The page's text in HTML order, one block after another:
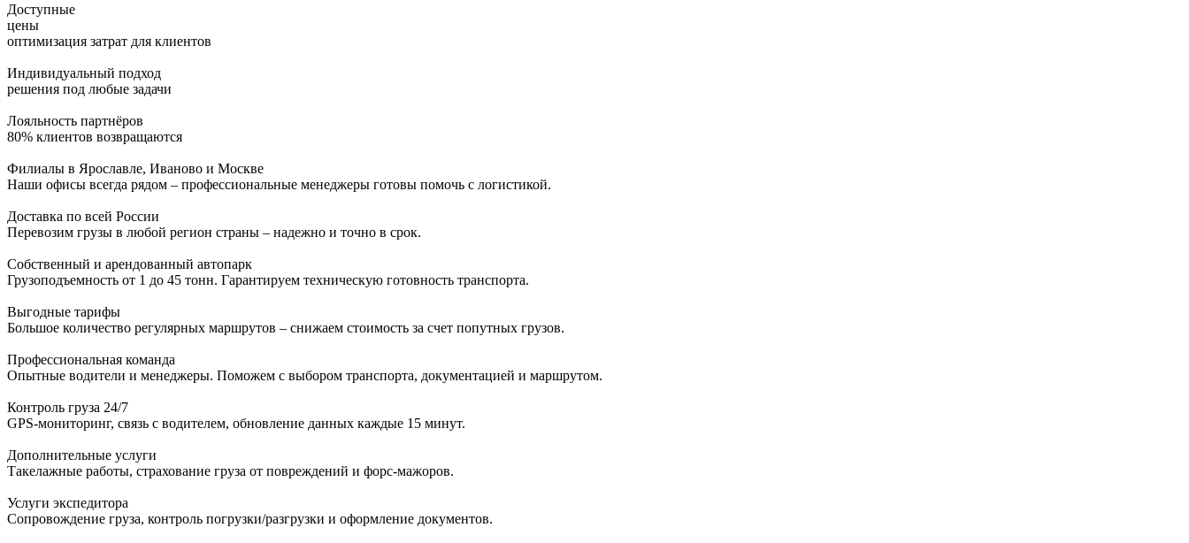
Доступные
цены
оптимизация затрат для клиентов
Индивидуальный подход
решения под любые задачи
Лояльность партнёров
80% клиентов возвращаются
Филиалы в Ярославле, Иваново и Москве
Наши офисы всегда рядом – профессиональные менеджеры готовы помочь с логистикой.
Доставка по всей России
Перевозим грузы в любой регион страны – надежно и точно в срок.
Собственный и арендованный автопарк
Грузоподъемность от 1 до 45 тонн. Гарантируем техническую готовность транспорта.
Выгодные тарифы
Большое количество регулярных маршрутов – снижаем стоимость за счет попутных грузов.
Профессиональная команда
Опытные водители и менеджеры. Поможем с выбором транспорта, документацией и маршрутом.
Контроль груза 24/7
GPS-мониторинг, связь с водителем, обновление данных каждые 15 минут.
Дополнительные услуги
Такелажные работы, страхование груза от повреждений и форс-мажоров.
Услуги экспедитора
Сопровождение груза, контроль погрузки/разгрузки и оформление документов.